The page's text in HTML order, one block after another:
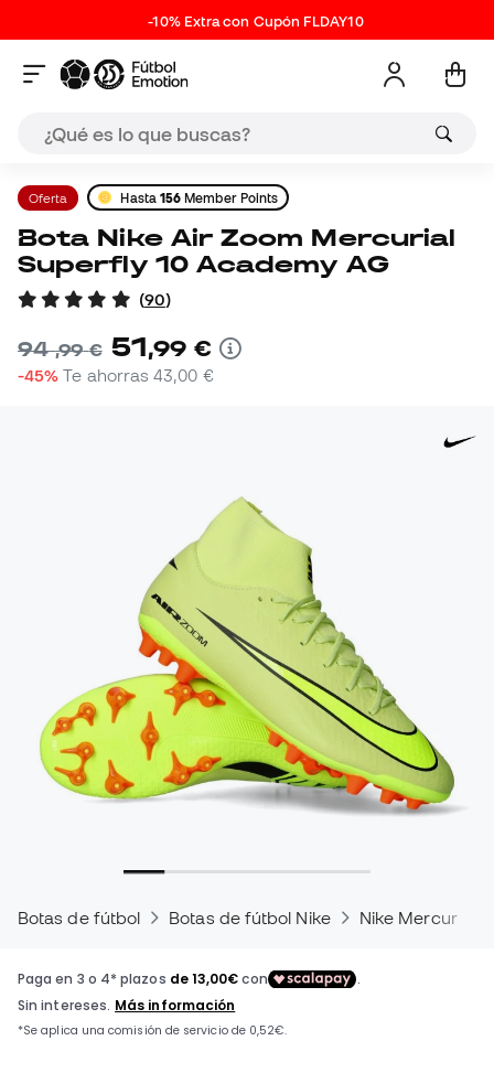
-10% Extra con Cupón FLDAY10
Oferta Hasta 156 Member Points
Bota Nike Air Zoom Mercurial
Superfly 10 Academy AG
(90)
94,99 € 51,99 €
-45% Te ahorras43,00 €
Botas de fútbol Botas de fútbol Nike Nike Mercurial